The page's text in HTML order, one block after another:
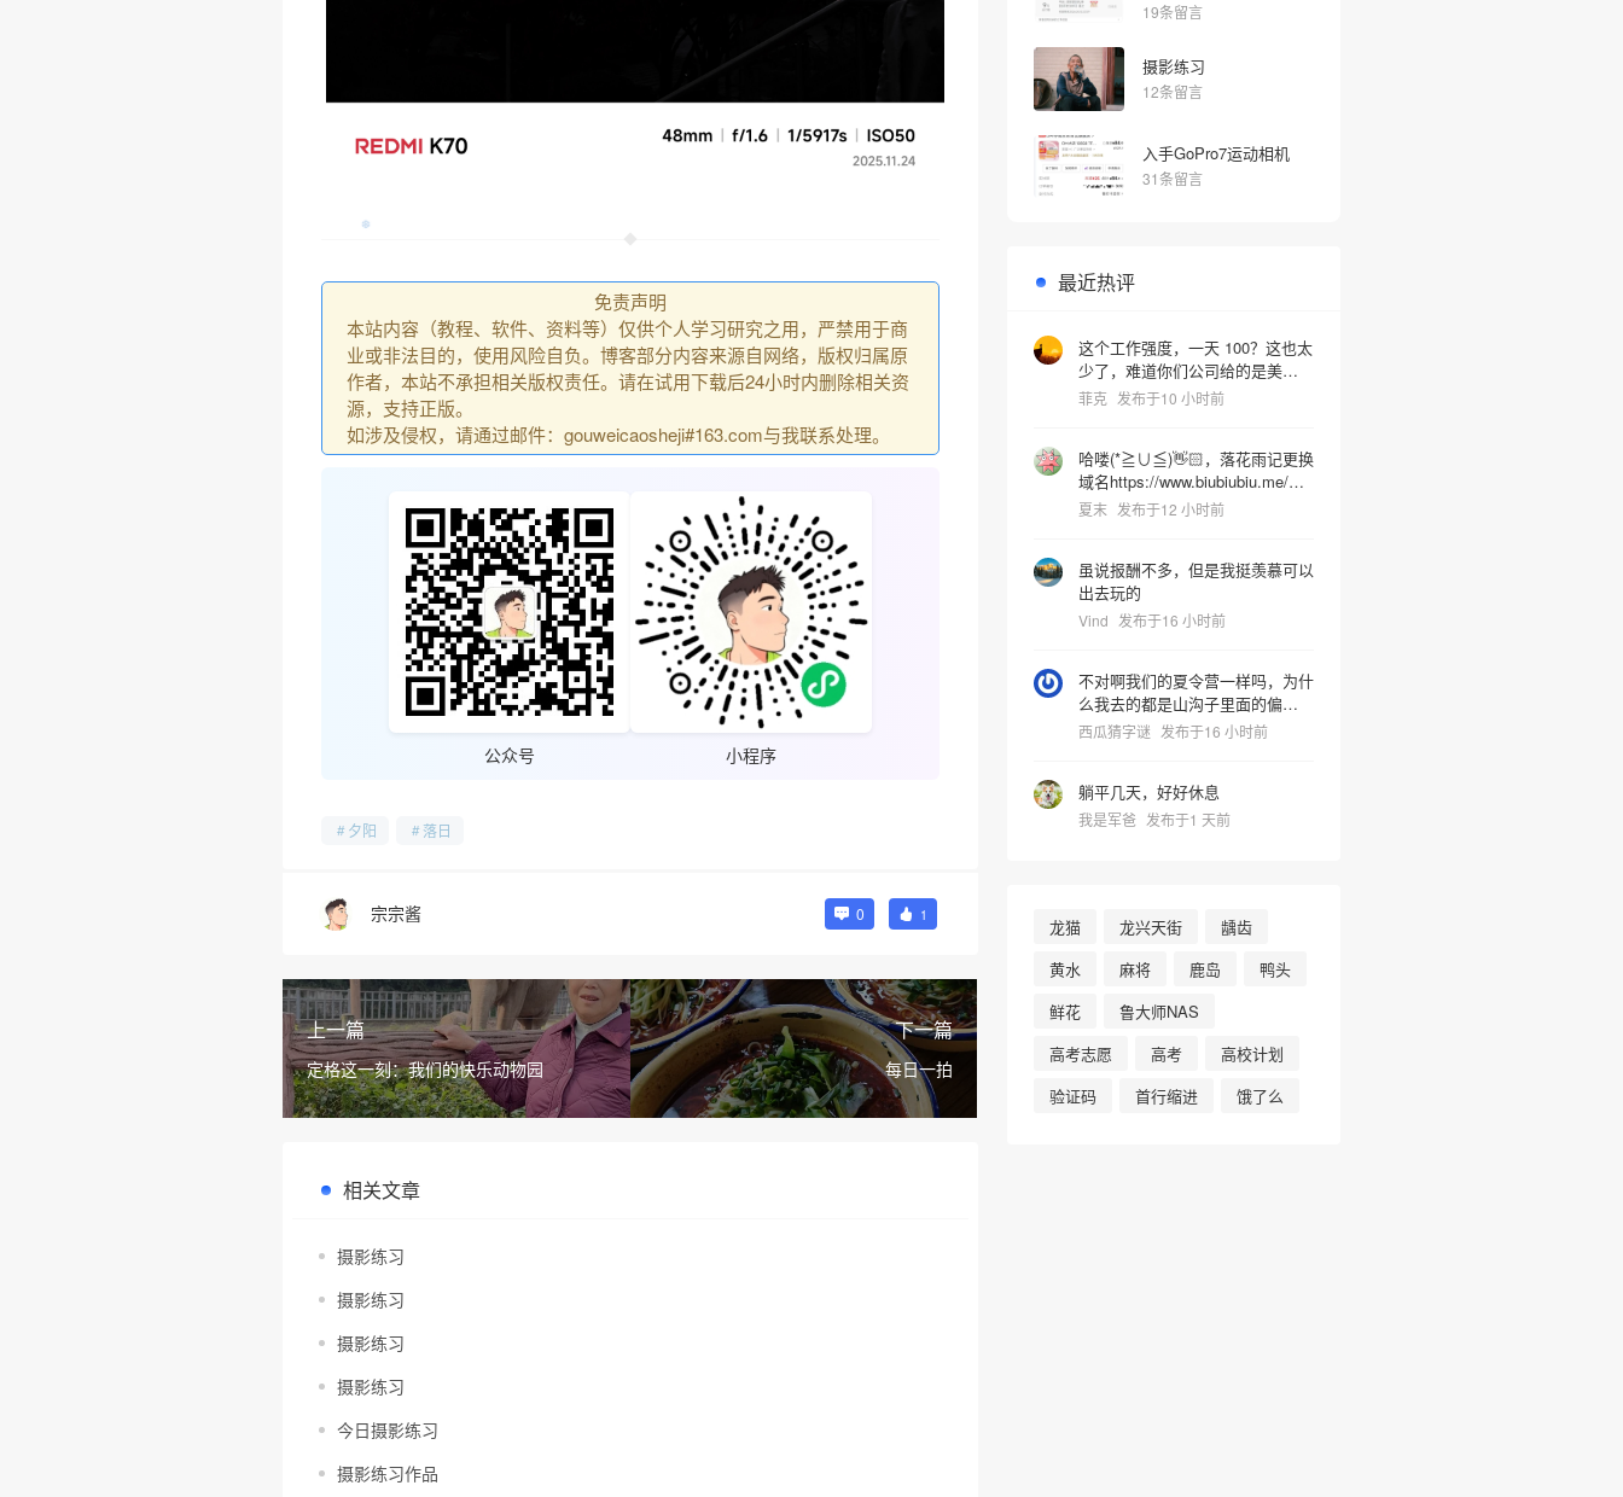
免责声明
本站内容（教程、软件、资料等）仅供个人学习研究之用，严禁用于商
业或非法目的，使用风险自负。博客部分内容来源自网络，版权归属原
作者，本站不承担相关版权责任。请在试用下载后24小时内删除相关资
源，支持正版。
如涉及侵权，请通过邮件：gouweicaosheji#163.com与我联系处理。
公众号 小程序
夕阳 落日
宗宗酱 0 1
上一篇
定格这一刻：我们的快乐动物园
下一篇
每日一拍
相关文章
摄影练习
摄影练习
摄影练习
摄影练习
今日摄影练习
摄影练习作品
19条留言
摄影练习
12条留言
入手GoPro7运动相机
31条留言
最近热评
这个工作强度，一天 100？这也太
少了，难道你们公司给的是美元
啊？
菲克 发布于10 小时前
哈喽(*≧∪≦)👋🏻，落花雨记更换
域名https://www.biubiubiu.me/，
麻烦更新下哦
夏末 发布于12 小时前
虽说报酬不多，但是我挺羡慕可以
出去玩的
Vind 发布于16 小时前
不对啊我们的夏令营一样吗，为什
么我去的都是山沟子里面的偏僻之
地但非常热很容易把人晒死然后又
西瓜猜字谜 发布于16 小时前
躺平几天，好好休息
我是军爸 发布于1 天前
龙猫 龙兴天街
龋齿
黄水
麻将 鹿岛
鸭头
鲜花
鲁大师NAS
高考志愿
高考
高校计划
验证码
首行缩进 饿了么